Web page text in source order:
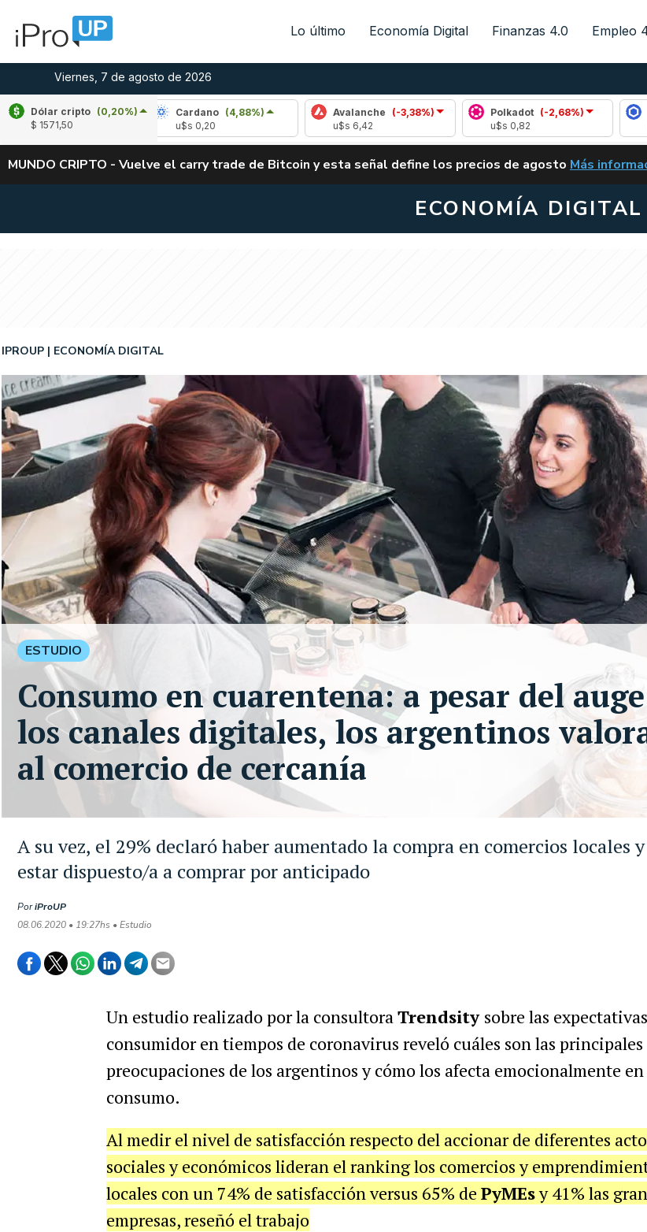
Lo último Economía Digital Finanzas 4.0 Empleo
Viernes, 7 de agosto de 2026
Dólar cripto (0,20%)
$ 1571,50
1,69%) Cardano (4,88%)
Avalanche
(-3,38%)
Polkadot (-2,68%)
Chainlink
ALERTA
MUNDO CRIPTO - Vuelve el carry trade de Bitcoin y esta señal define los precios de agosto VUELVE EL
Más
ECONOMÍA DIGITAL
A su vez, el 29% declaró haber aumentado la compra en comercios locales
estar dispuesto/a a comprar por anticipado
IPROUP ECONOMÍA DIGITAL
PoriProUP
08.06.2020 • 19:27hs • Estudio
ESTUDIO
Consumo en cuarentena: a pesar del
los canales digitales, los argentinos
al comercio de cercanía
Un estudio realizado por la consultoraTrendsity sobre las
consumidor en tiempos de coronavirus reveló cuáles son las principales
preocupaciones de los argentinos y cómo los afecta emocionalmente en
consumo.
Al medir el nivel de satisfacción respecto del accionar de diferentes
sociales y económicos lideran el ranking los comercios y
locales con un 74% de satisfacción versus 65% de PyMEsy 41% las
empresas, reseñó el trabajo